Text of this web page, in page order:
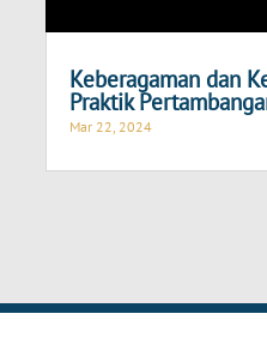
Keberagaman dan
Praktik
Mar 22, 2024